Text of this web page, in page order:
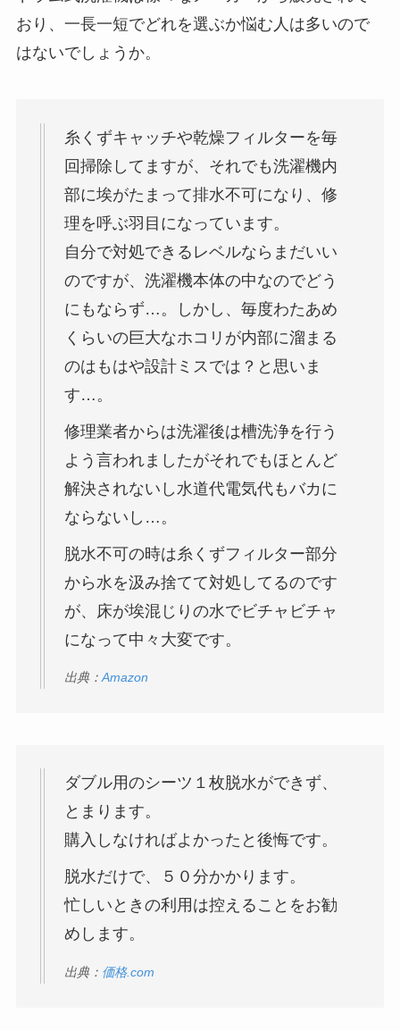
おり、一長一短でどれを選ぶか悩む人は多いので
はないでしょうか。
糸くずキャッチや乾燥フィルターを毎
回掃除してますが、それでも洗濯機内
部に埃がたまって排水不可になり、修
理を呼ぶ羽目になっています。
自分で対処できるレベルならまだいい
のですが、洗濯機本体の中なのでどう
にもならず…。しかし、毎度わたあめ
くらいの巨大なホコリが内部に溜まる
のはもはや設計ミスでは？と思いま
す…。
修理業者からは洗濯後は槽洗浄を行う
よう言われましたがそれでもほとんど
解決されないし水道代電気代もバカに
ならないし…。
脱水不可の時は糸くずフィルター部分
から水を汲み捨てて対処してるのです
が、床が埃混じりの水でビチャビチャ
になって中々大変です。
出典： Amazon
ダブル用のシーツ１枚脱水ができず、
とまります。
購入しなければよかったと後悔です。
脱水だけで、５０分かかります。
忙しいときの利用は控えることをお勧
めします。
出典： 価格.com